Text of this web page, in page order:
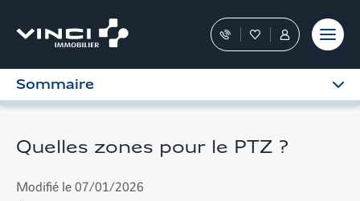
contenu
moment
Nos
conseillers
vous
dans
FavorisTous
les
services
dans
Personnel
Sommaire
Quelles zones pour le PTZ ?
Modifié le 07/01/2026